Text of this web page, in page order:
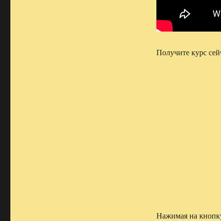
Получите курс
Нажимая на